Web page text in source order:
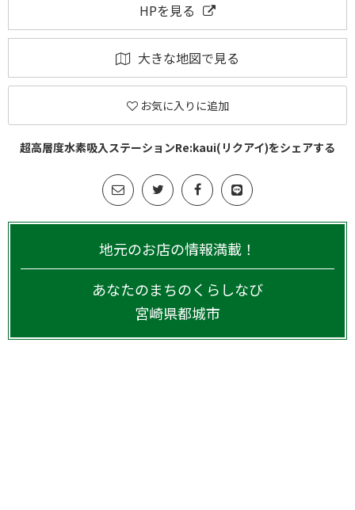
HPを見る
大きな地図で見る
お気に入りに追加
超高層度水素吸入ステーションRe:kaui(リクアイ)をシェアする
地元のお店の情報満載！
あなたのまちのくらしなび
宮崎県都城市